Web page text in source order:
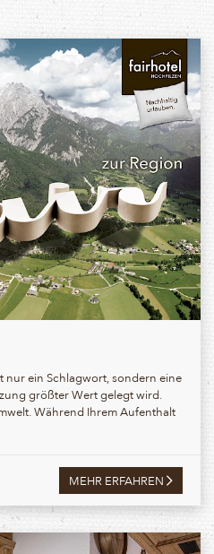
nur ein Schlagwort, sondern eine
größter Wert gelegt wird.
Während Ihrem Aufenthalt
MEHR ERFAHREN